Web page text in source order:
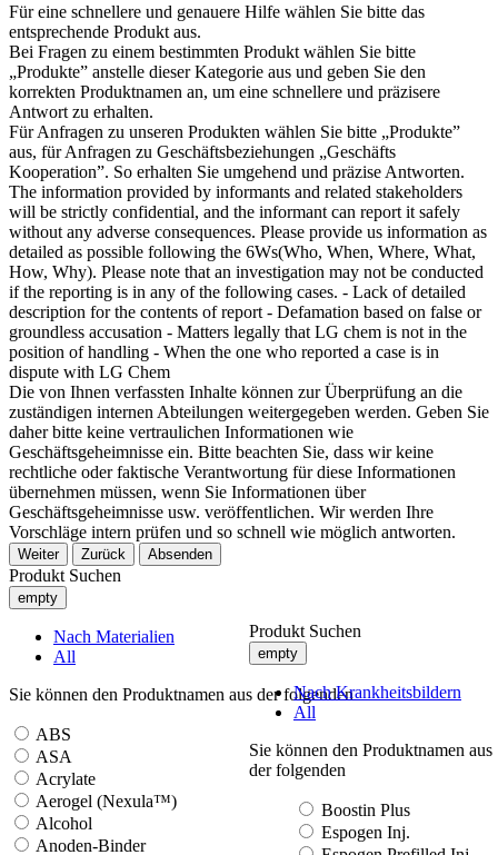
Für eine schnellere und genauere Hilfe wählen Sie bitte das
entsprechende Produkt aus.
Bei Fragen zu einem bestimmten Produkt wählen Sie bitte
„Produkte” anstelle dieser Kategorie aus und geben Sie den
korrekten Produktnamen an, um eine schnellere und präzisere
Antwort zu erhalten.
Für Anfragen zu unseren Produkten wählen Sie bitte „Produkte”
aus, für Anfragen zu Geschäftsbeziehungen „Geschäfts
Kooperation”. So erhalten Sie umgehend und präzise Antworten.
The information provided by informants and related stakeholders
will be strictly confidential, and the informant can report it safely
without any adverse consequences. Please provide us information as
detailed as possible following the 6Ws(Who, When, Where, What,
How, Why). Please note that an investigation may not be conducted
if the reporting is in any of the following cases. - Lack of detailed
description for the contents of report - Defamation based on false or
groundless accusation - Matters legally that LG chem is not in the
position of handling - When the one who reported a case is in
dispute with LG Chem
Die von Ihnen verfassten Inhalte können zur Überprüfung an die
zuständigen internen Abteilungen weitergegeben werden. Geben Sie
daher bitte keine vertraulichen Informationen wie
Geschäftsgeheimnisse ein. Bitte beachten Sie, dass wir keine
rechtliche oder faktische Verantwortung für diese Informationen
übernehmen müssen, wenn Sie Informationen über
Geschäftsgeheimnisse usw. veröffentlichen. Wir werden Ihre
Vorschläge intern prüfen und so schnell wie möglich antworten.
Weiter Zurück Absenden
Produkt Suchen
empty
Nach Materialien
All
Sie können den Produktnamen aus der folgenden
ABS
ASA
Acrylate
Aerogel (Nexula™)
Alcohol
Anoden-Binder
Produkt Suchen
empty
Nach Krankheitsbildern
All
Sie können den Produktnamen aus
der folgenden
Boostin Plus
Espogen Inj.